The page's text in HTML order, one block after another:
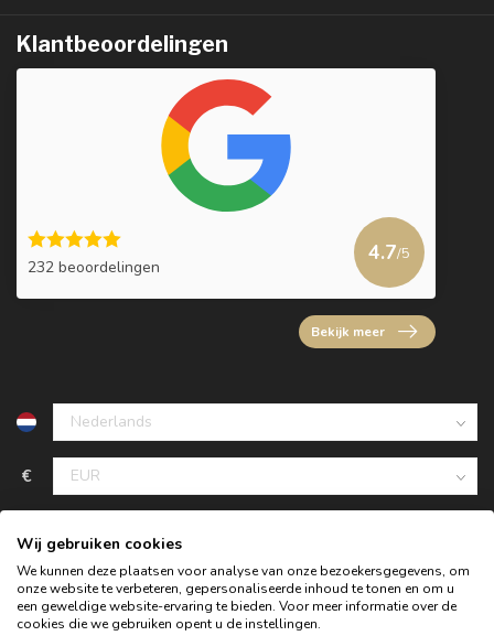
Klantbeoordelingen
232 beoordelingen
4.7/5
Bekijk meer
€
Wij gebruiken cookies
We kunnen deze plaatsen voor analyse van onze bezoekersgegevens, om
onze website te verbeteren, gepersonaliseerde inhoud te tonen en om u
een geweldige website-ervaring te bieden. Voor meer informatie over de
cookies die we gebruiken opent u de instellingen.